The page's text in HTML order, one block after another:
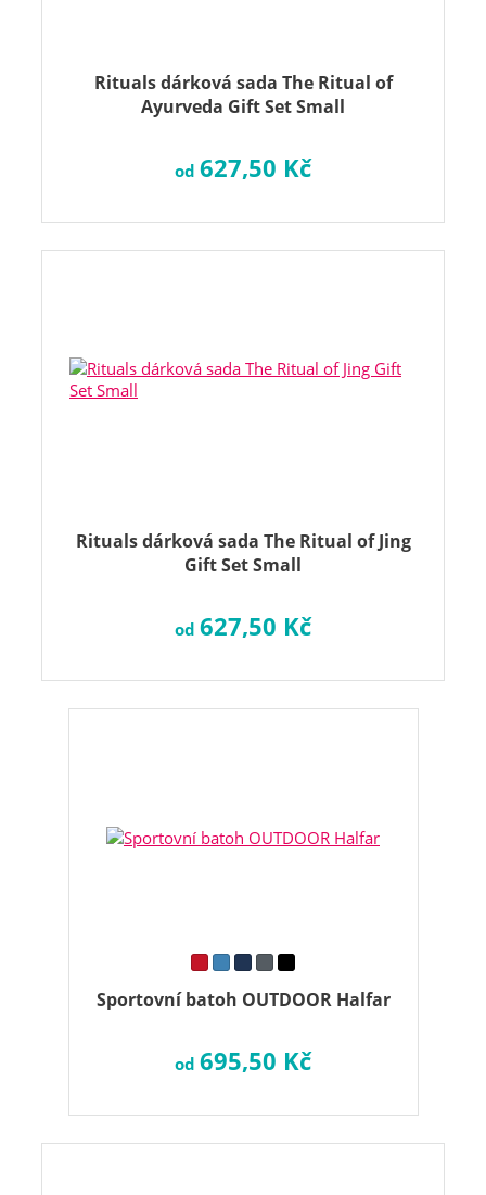
Rituals dárková sada The Ritual of
Ayurveda Gift Set Small
od 627,50 Kč
Rituals dárková sada The Ritual of Jing
Gift Set Small
od 627,50 Kč
Sportovní batoh OUTDOOR Halfar
od 695,50 Kč